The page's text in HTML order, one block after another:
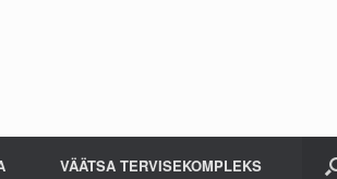
VÄÄTSA TERVISEKOMPLEKS